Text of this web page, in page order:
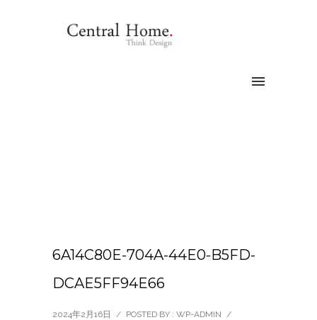
6A14C80E-704A-44E0-B5FD-
DCAE5FF94E66
2024年2月16日 / POSTED BY : WP-ADMIN /